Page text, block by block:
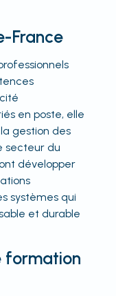
France
en poste, elle
gestion des
secteur du
développer
systèmes qui
et durable
formation